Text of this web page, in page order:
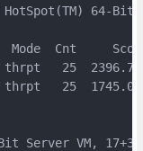
64-Bit
Cnt
25
25
Server VM,